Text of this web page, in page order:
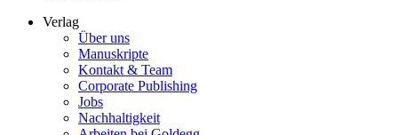
Verlag
Über uns
Manuskripte
Kontakt & Team
Corporate Publishing
Jobs
Nachhaltigkeit